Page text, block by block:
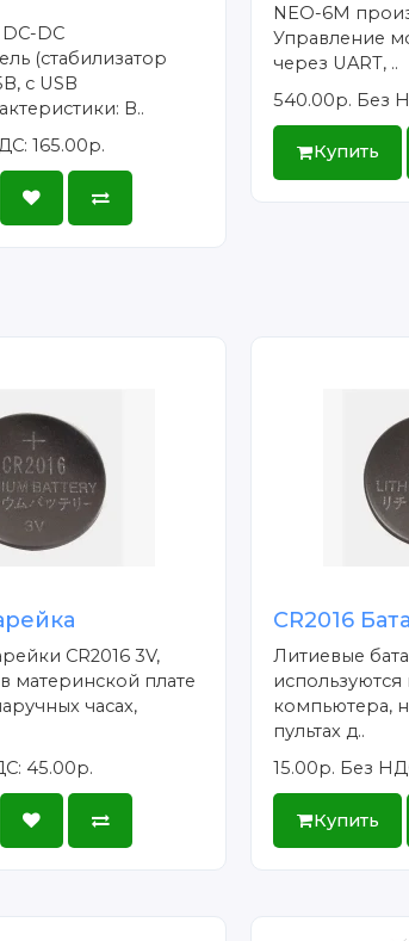
DC
(стабилизатор
с USB
В..
165.00р.
NEO-6M
Управление
через UART, ..
540.00р. Без
Купить
CR2016 3V,
материнской плате
часах,
45.00р.
CR2016
Литиевые
компьютера,
пультах д..
15.00р. Без
Купить